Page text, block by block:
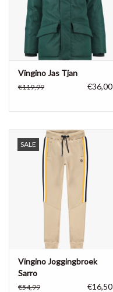
Vingino Jas Tjan
€119,99 €36,00
SALE
Vingino Joggingbroek
Sarro
€54,99 €16,50